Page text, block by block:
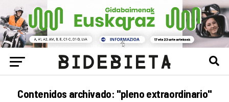
Contenidos archivado: "pleno extraordinario"